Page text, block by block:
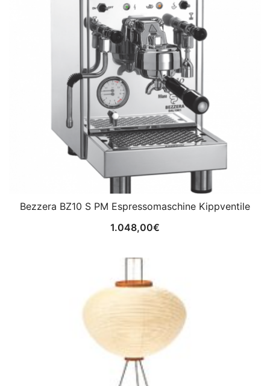
Bezzera BZ10 S PM Espressomaschine Kippventile
1.048,00€